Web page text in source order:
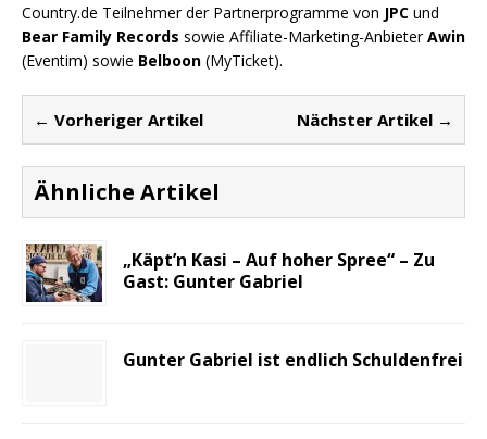
Country.de Teilnehmer der Partnerprogramme von JPC und
Bear Family Records sowie Affiliate-Marketing-AnbieterAwin
(Eventim) sowie Belboon (MyTicket).
← Vorheriger Artikel Nächster Artikel →
Ähnliche Artikel
„Käpt’n Kasi – Auf hoher Spree“ – Zu
Gast: Gunter Gabriel
Gunter Gabriel ist endlich Schuldenfrei